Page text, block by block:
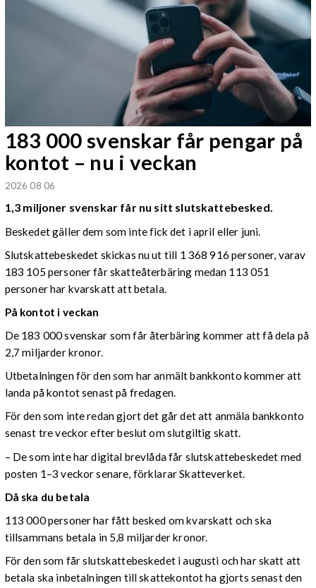
183 000 svenskar får pengar på
kontot – nu i veckan
2026 08 06
1,3 miljoner svenskar får nu sitt slutskattebesked.
Beskedet gäller dem som inte fick det i april eller juni.
Slutskattebeskedet skickas nu ut till 1 368 916 personer, varav
183 105 personer får skatteåterbäring medan 113 051
personer har kvarskatt att betala.
På kontot i veckan
De 183 000 svenskar som får återbäring kommer att få dela på
2,7 miljarder kronor.
Utbetalningen för den som har anmält bankkonto kommer att
landa på kontot senast på fredagen.
För den som inte redan gjort det går det att anmäla bankkonto
senast tre veckor efter beslut om slutgiltig skatt.
– De som inte har digital brevlåda får slutskattebeskedet med
posten 1–3 veckor senare, förklarar Skatteverket.
Då ska du betala
113 000 personer har fått besked om kvarskatt och ska
tillsammans betala in 5,8 miljarder kronor.
För den som får slutskattebeskedet i augusti och har skatt att
betala ska inbetalningen till skattekontot ha gjorts senast den